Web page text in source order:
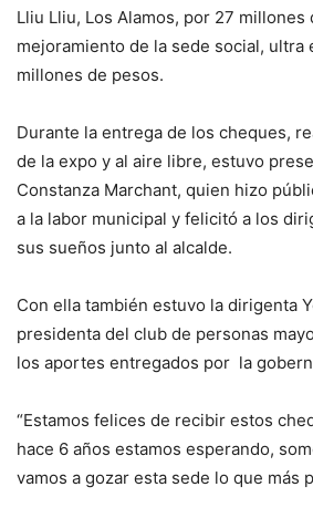
Lliu Lliu, Los Alamos, por 27 millones
mejoramiento de la sede social, ultra
millones de pesos.
Durante la entrega de los cheques,
de la expo y al aire libre, estuvo
Constanza Marchant, quien hizo
a la labor municipal y felicitó a los
sus sueños junto al alcalde.
Con ella también estuvo la dirigenta
presidenta del club de personas
los aportes entregados por la
“Estamos felices de recibir estos
hace 6 años estamos esperando,
vamos a gozar esta sede lo que más